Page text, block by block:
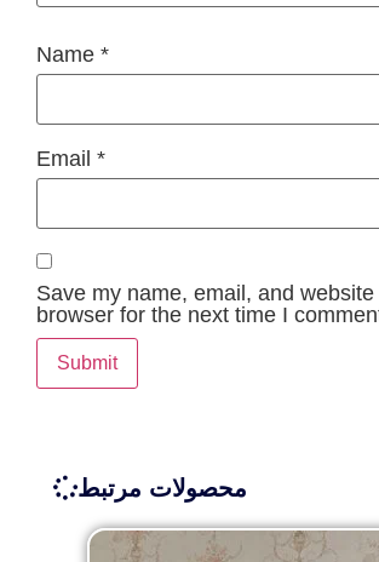
Name *
Email *
Save my name, email, and
browser for the next time I
محصولات مرتبط